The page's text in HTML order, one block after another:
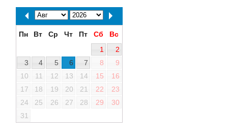
Пн Вт Ср Чт Пт Сб
Вс
1
2
3
4 5 6 7 8
9
10
11 12 13 14 15
16
17
18 19 20 21 22
23
24
25 26 27 28 29
30
31